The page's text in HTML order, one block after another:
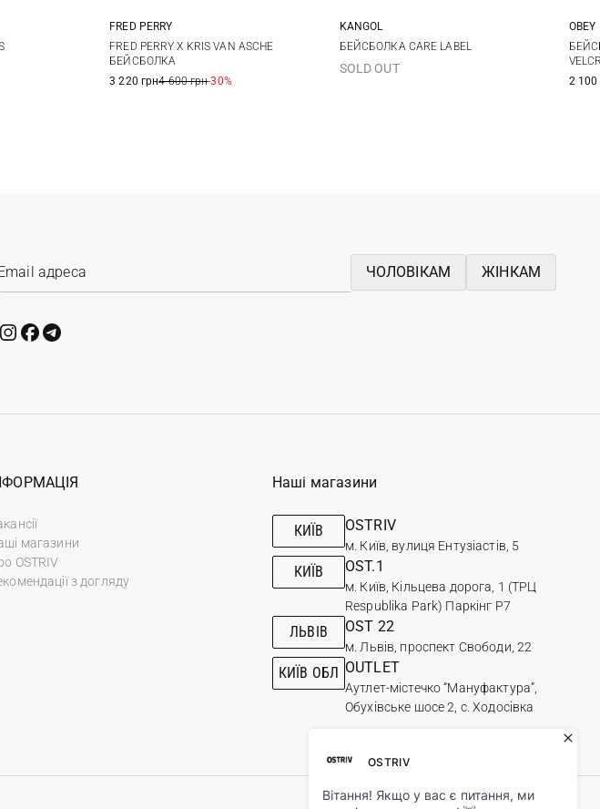
One size
FRED PERRY
FRED PERRY X KRIS VAN ASCHE
БЕЙСБОЛКА
3 220 грн4 600 грн-30%
One size
KANGOL
БЕЙСБОЛКА CARE LABEL
SOLD OUT
OBEY
2 100
ЧОЛОВІКАМ ЖІНКАМ
магазини
OSTRIV
з догляду
Наші магазини
КИЇВ OSTRIV
м. Київ, вулиця Ентузіастів, 5
КИЇВ OST.1
м. Київ, Кільцева дорога, 1 (ТРЦ
Respublika Park) Паркінг Р7
ЛЬВІВ OST 22
м. Львів, проспект Свободи, 22
КИЇВ ОБЛ OUTLET
Аутлет-містечко “Мануфактура”,
Обухівське шосе 2, с. Ходосівка